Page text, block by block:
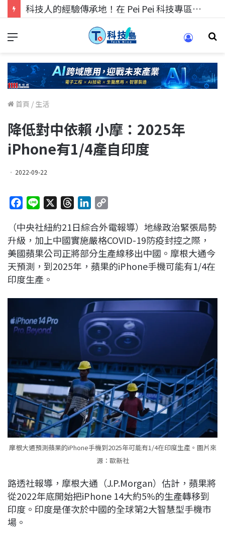
科技人的經驗傳承地！在 Pei Pei 科技專區，與學弟妹交流最硬核的技術
首頁 / 生活
降低對中依賴 小摩：2025年
iPhone有1/4產自印度
2022-09-22
c
e
b
o
o
n
e
r
e
a
d
n
k
e
d
p
y
L
i
（中央社紐約21日綜合外電報導）地緣政治緊張局勢
升級，加上中國實施嚴格COVID-19防疫封控之際，
美國蘋果公司正將部分生產線移出中國。摩根大通今
天預測，到2025年，蘋果的iPhone手機可能有1/4在
印度生產。
摩根大通預測蘋果的iPhone手機到2025年可能有1/4在印度生產。圖片來
源：歐新社
路透社報導，摩根大通（J.P.Morgan）估計，蘋果將
從2022年底開始把iPhone 14大約5%的生產轉移到
印度。印度是僅次於中國的全球第2大智慧型手機市
場。